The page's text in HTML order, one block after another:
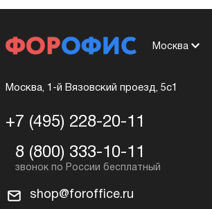
Москва
Москва, 1-й Вязовский проезд, 5с1
+7 (495) 228-20-11
8 (800) 333-10-11
shop@foroffice.ru